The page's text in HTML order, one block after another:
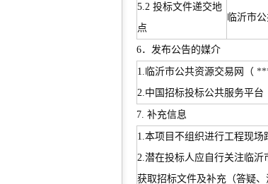
5.2 投标文件递交地
点
临沂市
6．发布公告的媒介
1.临沂市公共资源交易网（
2.中国招标投标公共服务平台
7. 补充信息
1.本项目不组织进行工程现场
2.潜在投标人应自行关注临
获取招标文件及补充（答疑